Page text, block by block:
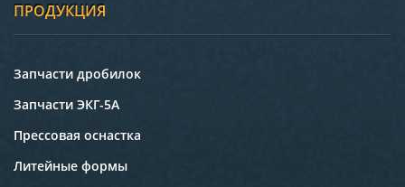
ПРОДУКЦИЯ
Запчасти дробилок
Запчасти ЭКГ-5А
Прессовая оснастка
Литейные формы